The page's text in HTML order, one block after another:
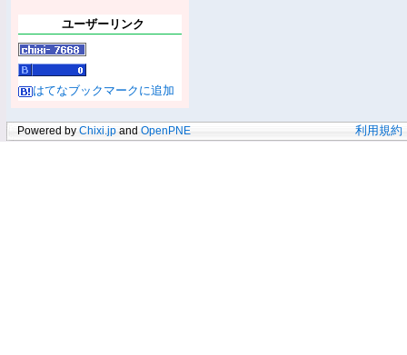
ユーザーリンク
はてなブックマークに追加
Powered by Chixi.jp and OpenPNE 利用規約